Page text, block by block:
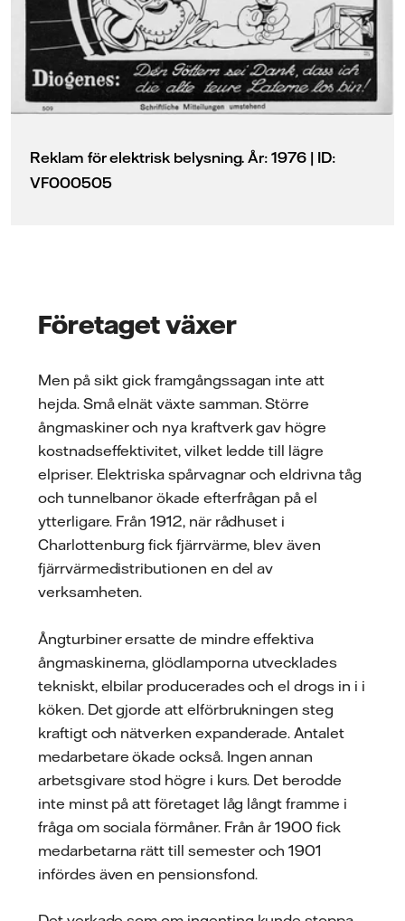
Reklam för elektrisk belysning. År: 1976 | ID:
VF000505
Företaget växer
Men på sikt gick framgångssagan inte att
hejda. Små elnät växte samman. Större
ångmaskiner och nya kraftverk gav högre
kostnadseffektivitet, vilket ledde till lägre
elpriser. Elektriska spårvagnar och eldrivna tåg
och tunnelbanor ökade efterfrågan på el
ytterligare. Från 1912, när rådhuset i
Charlottenburg fick fjärrvärme, blev även
fjärrvärmedistributionen en del av
verksamheten.
Ångturbiner ersatte de mindre effektiva
ångmaskinerna, glödlamporna utvecklades
tekniskt, elbilar producerades och el drogs in i i
köken. Det gjorde att elförbrukningen steg
kraftigt och nätverken expanderade. Antalet
medarbetare ökade också. Ingen annan
arbetsgivare stod högre i kurs. Det berodde
inte minst på att företaget låg långt framme i
fråga om sociala förmåner. Från år 1900 fick
medarbetarna rätt till semester och 1901
infördes även en pensionsfond.